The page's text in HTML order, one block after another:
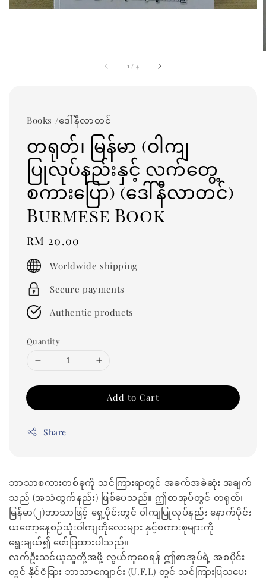
1 / 4
Books /ဒေါ်နီလာတင်
တရုတ်၊ မြန်မာ (ဝါကျ
ပြုလုပ်နည်းနှင့် လက်တွေ့
စကားပြော) (ဒေါ်နီလာတင်)
Burmese Book
Regular
price
RM 20.00
Worldwide shipping
Secure payments
Authentic products
Quantity
Add to Cart
Share
ဘာသာစကားတစ်ခုကို သင်ကြားရာတွင် အခက်အခဲဆုံး အချက်
သည် (အသံထွက်နည်း) ဖြစ်ပေသည်။ ဤစာအုပ်တွင် တရုတ်၊
မြန်မာ(၂)ဘာသာဖြင့် ရှေ့ပိုင်းတွင် ဝါကျပြုလုပ်နည်း နောက်ပိုင်း
ယတော့နေ့စဉ်သုံးဝါကျတိုလေးများ နှင့်စကားစုများကို
ရွေးချယ်၍ ဖော်ပြထားပါသည်။
လက်ဦးသင်ယူသူတို့အဖို့ လွယ်ကူစေရန် ဤစာအုပ်ရဲ့ အစပိုင်း
တွင် နိုင်ငံခြား ဘာသာကျောင်း (U.F.L) တွင် သင်ကြားပြသပေး